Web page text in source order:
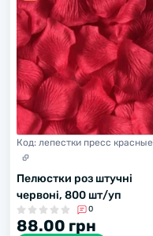
Код: лепестки пресс красные
Пелюстки роз штучні
червоні, 800 шт/уп
0
88.00 грн